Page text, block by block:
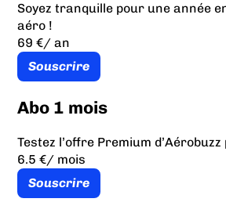
Soyez tranquille pour une année
aéro !
69 €/ an
Souscrire
Abo 1 mois
Testez l’offre Premium
6.5 €/ mois
Souscrire